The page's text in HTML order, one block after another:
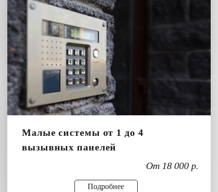
Малые системы от 1 до 4
вызывных панелей
От 18 000 р.
Подробнее